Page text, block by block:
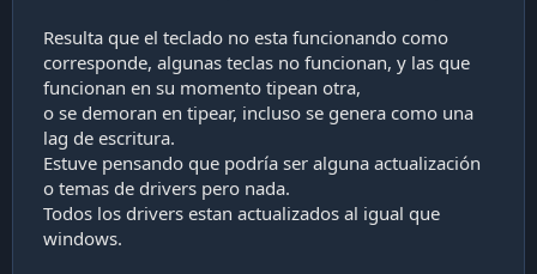
Resulta que el teclado no esta funcionando como
corresponde, algunas teclas no funcionan, y las que
funcionan en su momento tipean otra,
o se demoran en tipear, incluso se genera como una
lag de escritura.
Estuve pensando que podría ser alguna actualización
o temas de drivers pero nada.
Todos los drivers estan actualizados al igual que
windows.